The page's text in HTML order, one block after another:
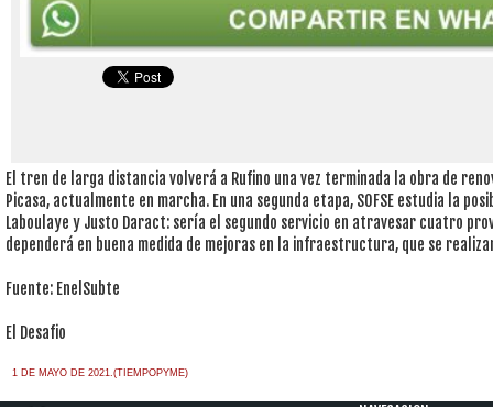
El tren de larga distancia volverá a Rufino una vez terminada la obra de
Picasa, actualmente en marcha. En una segunda etapa, SOFSE estudia la
Laboulaye y Justo Daract: sería el segundo servicio en atravesar cuatro
dependerá en buena medida de mejoras en la infraestructura, que se
Fuente: EnelSubte
El Desafio
1 DE MAYO DE 2021.(TIEMPOPYME)